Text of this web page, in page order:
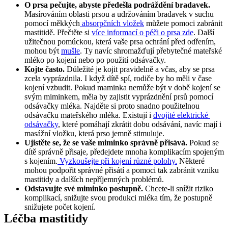
O prsa pečujte, abyste předešla podráždění bradavek.
Masírováním oblasti prsou a udržováním bradavek v suchu
pomocí měkkých absorpčních vložek můžete pomoci zabránit
mastitidě. Přečtěte si více informací o péči o prsa zde. Další
užitečnou pomúckou, která vaše prsa ochrání před odřením,
mohou být mušle. Ty navíc shromažďují přebytečné mateřské
mléko po kojení nebo po použití odsávačky.
Kojte často. Důležité je kojit pravidelně a včas, aby se prsa
zcela vyprázdnila. I když dítě spí, rodiče by ho měli v čase
kojení vzbudit. Pokud maminka nemůže být v době kojení se
svým miminkem, měla by zajistit vyprázdnění prsů pomocí
odsávačky mléka. Najděte si proto snadno použitelnou
odsávačku mateřského mléka. Existují i dvojité elektrické
odsávačky, které pomáhají zkrátit dobu odsávání, navíc mají i
masážní vložku, která prso jemně stimuluje.
Ujistěte se, že se vaše miminko správně přisává. Pokud se
dítě správně přisaje, předejdete mnoha komplikacím spojeným
s kojením. Vyzkoušejte při kojení různé polohy. Některé
mohou podpořit správné přisátí a pomoci tak zabránit vzniku
mastitidy a dalších nepříjemných problémů.
Odstavujte své miminko postupně. Chcete-li snížit riziko
komplikací, snižujte svou produkci mléka tím, že postupně
snižujete počet kojení.
Léčba mastitidy